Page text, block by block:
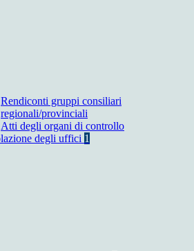
Rendiconti gruppi consiliari
regionali/provinciali
Atti degli organi di controllo
degli uffici 1